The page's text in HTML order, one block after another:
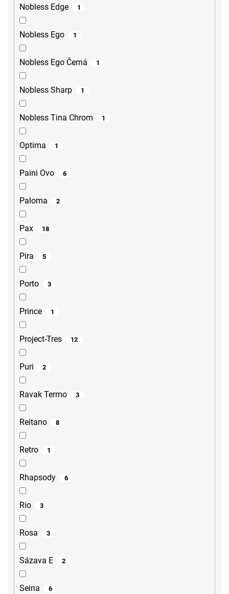
Nobless Edge 1
Nobless Ego 1
Nobless Ego Černá 1
Nobless Sharp 1
Nobless Tina Chrom 1
Optima 1
Paini Ovo 6
Paloma 2
Pax 18
Pira 5
Porto 3
Prince 1
Project-Tres 12
Puri 2
Ravak Termo 3
Reitano 8
Retro 1
Rhapsody 6
Rio 3
Rosa 3
Sázava E 2
Seina 6